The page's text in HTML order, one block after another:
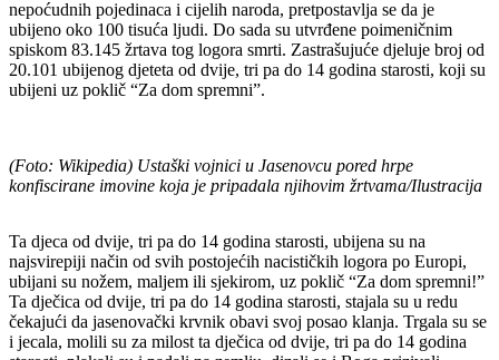
nepoćudnih pojedinaca i cijelih naroda, pretpostavlja se da je
ubijeno oko 100 tisuća ljudi. Do sada su utvrđene poimeničnim
spiskom 83.145 žrtava tog logora smrti. Zastrašujuće djeluje broj od
20.101 ubijenog djeteta od dvije, tri pa do 14 godina starosti, koji su
ubijeni uz poklič “Za dom spremni”.
(Foto: Wikipedia) Ustaški vojnici u Jasenovcu pored hrpe
konfiscirane imovine koja je pripadala njihovim žrtvama/Ilustracija
Ta djeca od dvije, tri pa do 14 godina starosti, ubijena su na
najsvirepiji način od svih postojećih nacističkih logora po Europi,
ubijani su nožem, maljem ili sjekirom, uz poklič “Za dom spremni!”
Ta dječica od dvije, tri pa do 14 godina starosti, stajala su u redu
čekajući da jasenovački krvnik obavi svoj posao klanja. Trgala su se
i jecala, molili su za milost ta dječica od dvije, tri pa do 14 godina